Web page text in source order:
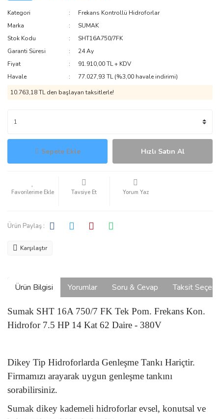
Kategori
Frekans Kontrollü Hidroforlar
Marka
SUMAK
Stok Kodu
SHT16A750/7FK
Garanti Süresi
24 Ay
Fiyat
91.910,00 TL + KDV
Havale
77.027,93 TL (%3,00 havale indirimi)
10.763,18 TL den başlayan taksitlerle!
Sepete Ekle Hızlı Satın Al
Tavsiye Et Yorum Yaz
Ürün Paylaş :
Karşılaştır
Ürün Bilgisi Yorumlar Soru & Cevap Taksit
Sumak SHT 16A 750/7 FK Tek Pom. Frekans Kon.
Hidrofor 7.5 HP 14 Kat 62 Daire - 380V
Dikey Tip Hidroforlarda Genleşme Tankı Hariçtir.
Firmamızı arayarak uygun genleşme tankını
sorabilirsiniz.
Sumak dikey kademeli hidroforlar evsel, konutsal ve